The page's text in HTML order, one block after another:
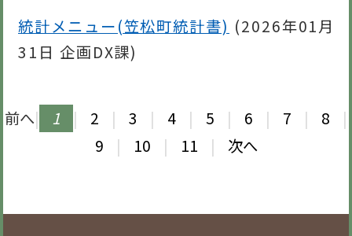
統計メニュー(笠松町統計書) (2026年01月
31日 企画DX課)
前へ| 1 | 2 | 3 | 4 | 5 | 6 | 7 | 8
|
9
| 10 | 11 | 次へ